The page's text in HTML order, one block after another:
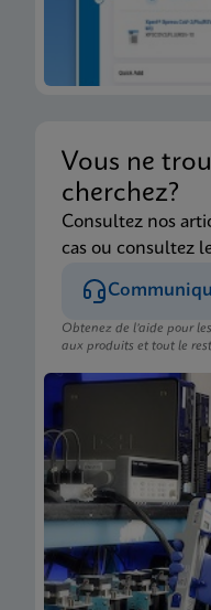
Vous ne
cherchez?
Consultez nos
cas ou consultez
Obtenez de l’aide pour
aux produits et tout le